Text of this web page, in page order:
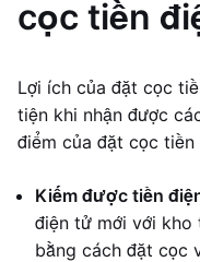
cọc tiền
Lợi ích của đặt cọc
tiện khi nhận được
điểm của đặt cọc tiền
Kiếm được tiền
điện tử mới với kho
bằng cách đặt cọc